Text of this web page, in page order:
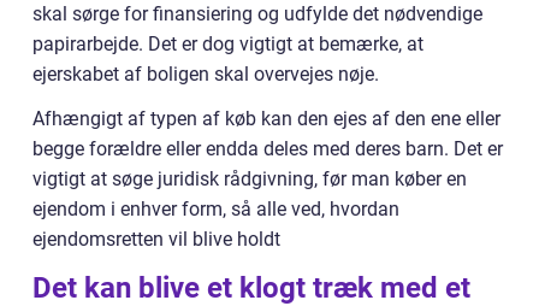
skal sørge for finansiering og udfylde det nødvendige
papirarbejde. Det er dog vigtigt at bemærke, at
ejerskabet af boligen skal overvejes nøje.
Afhængigt af typen af køb kan den ejes af den ene eller
begge forældre eller endda deles med deres barn. Det er
vigtigt at søge juridisk rådgivning, før man køber en
ejendom i enhver form, så alle ved, hvordan
ejendomsretten vil blive holdt
Det kan blive et klogt træk med et